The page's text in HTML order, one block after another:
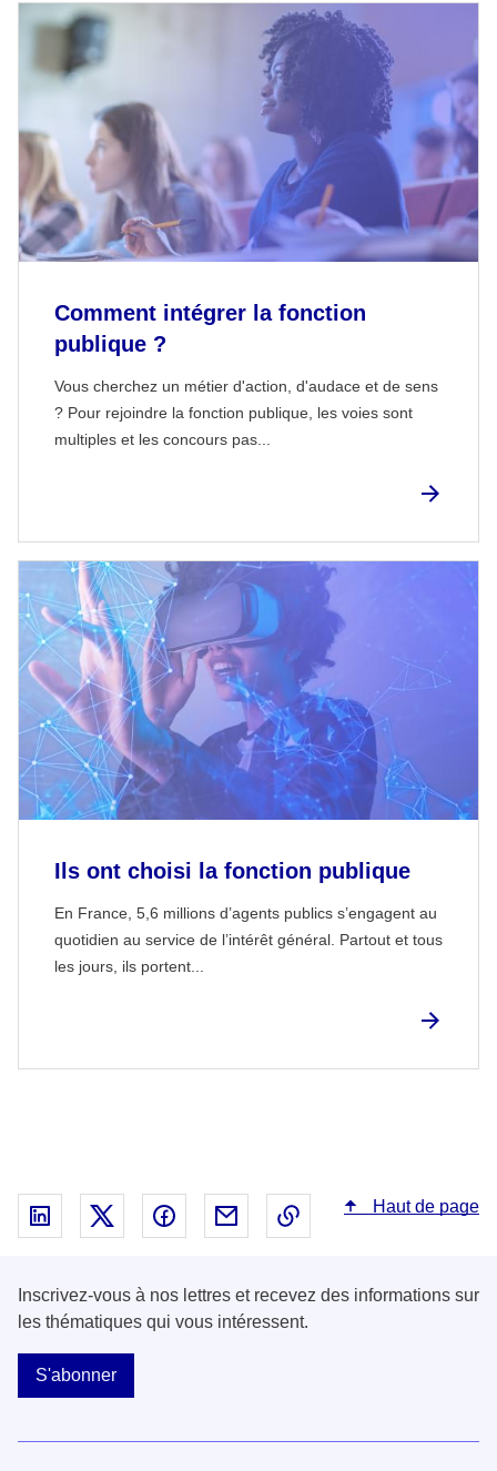
Comment intégrer la fonction
publique ?
Vous cherchez un métier d'action, d'audace et de sens
? Pour rejoindre la fonction publique, les voies sont
multiples et les concours pas...
Ils ont choisi la fonction publique
En France, 5,6 millions d’agents publics s’engagent au
quotidien au service de l’intérêt général. Partout et tous
les jours, ils portent...
Partager sur Linked In - nouvelle fenêtre
Partager sur X - nouvelle fenêtre
Partager sur Facebook - nouvelle
Partager par email - nouvelle
Copier le lien dans le
Haut de page
Inscrivez-vous à nos lettres et recevez des informations sur
les thématiques qui vous intéressent.
S'abonner